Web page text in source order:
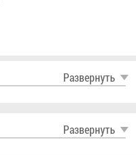
Раз­вер­нуть
Раз­вер­нуть